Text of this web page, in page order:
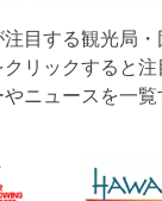
注目する観光局
リックすると注
ニュースを一